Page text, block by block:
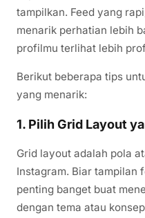
tampilkan. Feed yang
menarik perhatian lebih
profilmu terlihat lebih
Berikut beberapa tips
yang menarik:
1. Pilih Grid Layout
Grid layout adalah pola
Instagram. Biar tampilan
penting banget buat
dengan tema atau